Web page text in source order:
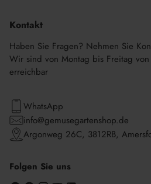
Kontakt
Haben Sie Fragen? Nehmen Sie
Wir sind von Montag bis Freitag
erreichbar
WhatsApp
info@gemusegartenshop.de
Argonweg 26C, 3812RB,
Folgen Sie uns